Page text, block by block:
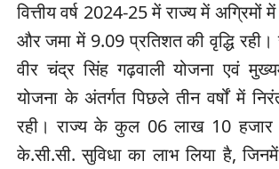
वित्तीय वर्ष 2024-25 में राज्य में
और जमा में 9.09 प्रतिशत की वृद्धि रही।
वीर चंद्र सिंह गढ़वाली योजना एवं
योजना के अंतर्गत पिछले तीन वर्षों में
रही। राज्य के कुल 06 लाख 10 हजार
के.सी.सी. सुविधा का लाभ लिया है,